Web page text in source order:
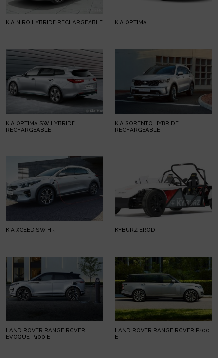
KIA NIRO HYBRIDE RECHARGEABLE KIA OPTIMA
KIA OPTIMA SW HYBRIDE
RECHARGEABLE
KIA SORENTO HYBRIDE
RECHARGEABLE
KIA XCEED SW HR KYBURZ EROD
LAND ROVER RANGE ROVER
EVOQUE P400 E
LAND ROVER RANGE ROVER P400
E